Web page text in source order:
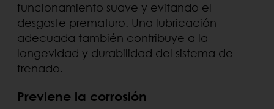
funcionamiento suave y evitando el
desgaste prematuro. Una lubricación
adecuada también contribuye a la
longevidad y durabilidad del sistema de
frenado.
Previene la corrosión